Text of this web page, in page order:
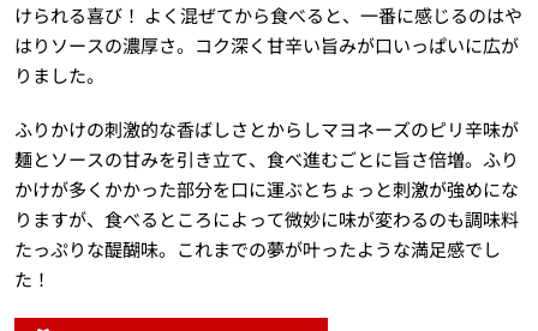
けられる喜び！ よく混ぜてから食べると、一番に感じるのはや
はりソースの濃厚さ。コク深く甘辛い旨みが口いっぱいに広が
りました。
ふりかけの刺激的な香ばしさとからしマヨネーズのピリ辛味が
麺とソースの甘みを引き立て、食べ進むごとに旨さ倍増。ふり
かけが多くかかった部分を口に運ぶとちょっと刺激が強めにな
りますが、食べるところによって微妙に味が変わるのも調味料
たっぷりな醍醐味。これまでの夢が叶ったような満足感でし
た！